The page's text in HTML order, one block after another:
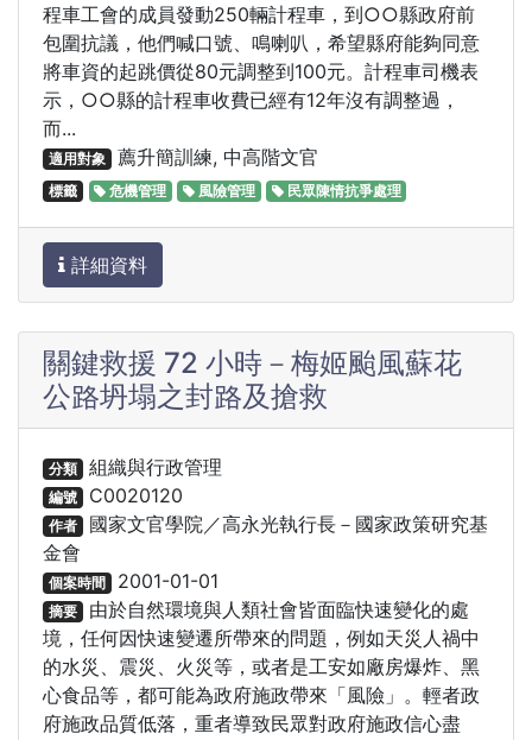
程車工會的成員發動250輛計程車，到○○縣政府前
包圍抗議，他們喊口號、鳴喇叭，希望縣府能夠同意
將車資的起跳價從80元調整到100元。計程車司機表
示，○○縣的計程車收費已經有12年沒有調整過，
而...
適用對象 薦升簡訓練, 中高階文官
標籤 危機管理 風險管理 民眾陳情抗爭處理
詳細資料
關鍵救援 72 小時－梅姬颱風蘇花
公路坍塌之封路及搶救
分類 組織與行政管理
編號 C0020120
作者 國家文官學院／高永光執行長－國家政策研究基
金會
個案時間 2001-01-01
摘要 由於自然環境與人類社會皆面臨快速變化的處
境，任何因快速變遷所帶來的問題，例如天災人禍中
的水災、震災、火災等，或者是工安如廠房爆炸、黑
心食品等，都可能為政府施政帶來「風險」。輕者政
府施政品質低落，重者導致民眾對政府施政信心盡